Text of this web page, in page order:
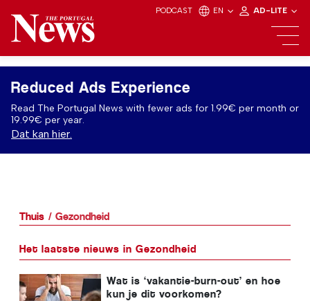
PODCAST EN AD-LITE
Reduced Ads Experience
Read The Portugal News with fewer ads for 1.99€ per month or
19.99€ per year.
Dat kan hier.
Thuis Gezondheid
Het laatste nieuws in Gezondheid
Wat is ‘vakantie-burn-out’ en hoe
kun je dit voorkomen?